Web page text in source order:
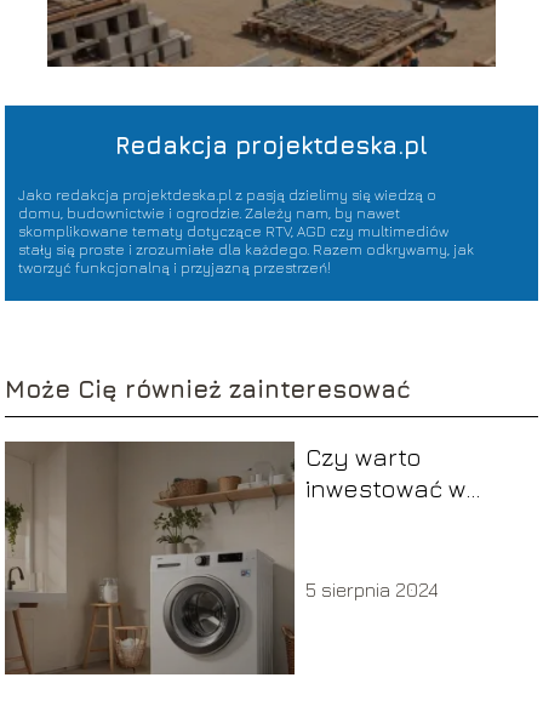
Redakcja projektdeska.pl
Jako redakcja projektdeska.pl z pasją dzielimy się wiedzą o
domu, budownictwie i ogrodzie. Zależy nam, by nawet
skomplikowane tematy dotyczące RTV, AGD czy multimediów
stały się proste i zrozumiałe dla każdego. Razem odkrywamy, jak
tworzyć funkcjonalną i przyjazną przestrzeń!
Może Cię również zainteresować
Czy warto
inwestować w
funkcji i korzyści
5 sierpnia 2024